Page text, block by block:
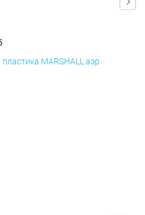
MARSHALL аэр